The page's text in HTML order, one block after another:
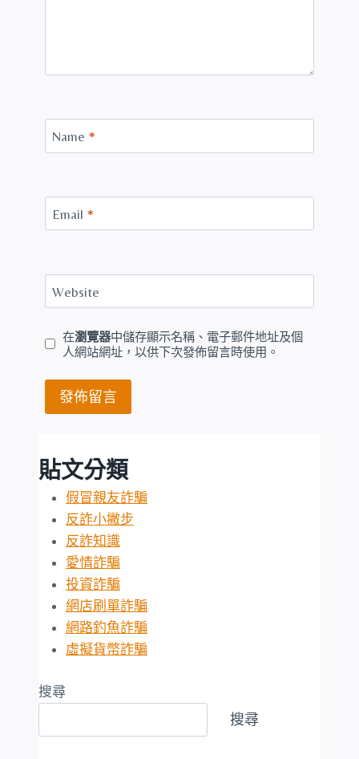
Name *
Email *
Website
在瀏覽器中儲存顯示名稱、電子郵件地址及個
人網站網址，以供下次發佈留言時使用。
貼文分類
假冒親友詐騙
反詐小撇步
反詐知識
愛情詐騙
投資詐騙
網店刷單詐騙
網路釣魚詐騙
虛擬貨幣詐騙
搜尋
搜尋